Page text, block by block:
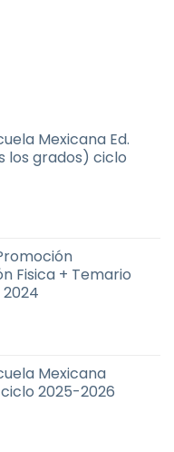
Mexicana Ed.
los grados) ciclo
Fisica + Temario
Mexicana
2025-2026